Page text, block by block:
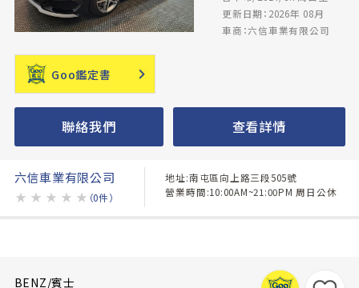
更新日期：2026年 08月
車商：六信車業有限公司
Goo鑑定書
聯絡我們 查看詳情
六信車業有限公司
★ ★ ★ ★ ★ （0件）
地址:南屯區向上路三段505號
營業時間:10:00AM~21:00PM 周日公休
BENZ/賓士